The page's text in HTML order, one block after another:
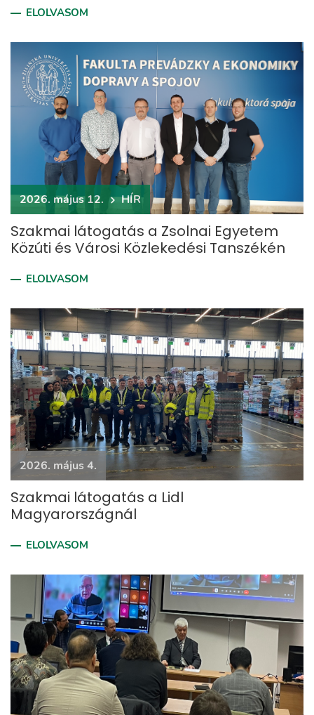
ELOLVASOM
2026. május 12. HÍR
Szakmai látogatás a Zsolnai Egyetem
Közúti és Városi Közlekedési Tanszékén
ELOLVASOM
2026. május 4.
Szakmai látogatás a Lidl
Magyarországnál
ELOLVASOM